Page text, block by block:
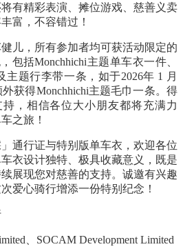
有精彩表演、摊位游戏、慈善义卖
富，不容错过！
儿，所有参加者均可获活动限定的
包括Monchhichi主题单车衣一件、
主题行李带一条，如于2026年 1
月
外获得Monchhichi主题毛巾一条。得
持，相信各位大小朋友都将充满力
之旅！
通行证与特别版单车衣，欢迎各位
衣设计独特、极具收藏意义，既是
展现您对慈善的支持。诚邀有兴趣
爱心骑行增添一份特别纪念！
SOCAM Development Limited